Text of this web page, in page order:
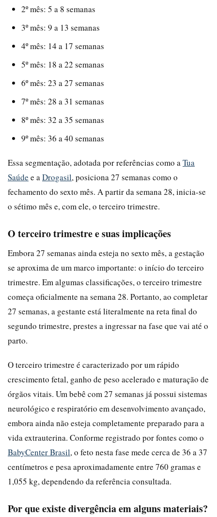
2º mês: 5 a 8 semanas
3º mês: 9 a 13 semanas
4º mês: 14 a 17 semanas
5º mês: 18 a 22 semanas
6º mês: 23 a 27 semanas
7º mês: 28 a 31 semanas
8º mês: 32 a 35 semanas
9º mês: 36 a 40 semanas
Essa segmentação, adotada por referências como a Tua
Saúde e a Drogasil, posiciona 27 semanas como o
fechamento do sexto mês. A partir da semana 28, inicia-se
o sétimo mês e, com ele, o terceiro trimestre.
O terceiro trimestre e suas implicações
Embora 27 semanas ainda esteja no sexto mês, a gestação
se aproxima de um marco importante: o início do terceiro
trimestre. Em algumas classificações, o terceiro trimestre
começa oficialmente na semana 28. Portanto, ao completar
27 semanas, a gestante está literalmente na reta final do
segundo trimestre, prestes a ingressar na fase que vai até o
parto.
O terceiro trimestre é caracterizado por um rápido
crescimento fetal, ganho de peso acelerado e maturação de
órgãos vitais. Um bebê com 27 semanas já possui sistemas
neurológico e respiratório em desenvolvimento avançado,
embora ainda não esteja completamente preparado para a
vida extrauterina. Conforme registrado por fontes como o
BabyCenter Brasil, o feto nesta fase mede cerca de 36 a 37
centímetros e pesa aproximadamente entre 760 gramas e
1,055 kg, dependendo da referência consultada.
Por que existe divergência em alguns materiais?